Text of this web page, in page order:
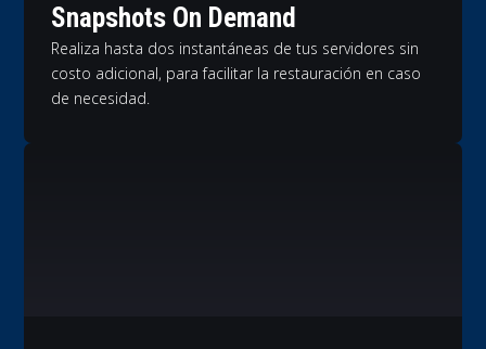
Snapshots On Demand
Realiza hasta dos instantáneas de tus servidores sin
costo adicional, para facilitar la restauración en caso
de necesidad.